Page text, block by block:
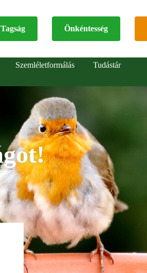
Tagság Önkéntesség
Szemléletformálás
Tudástár
Az év